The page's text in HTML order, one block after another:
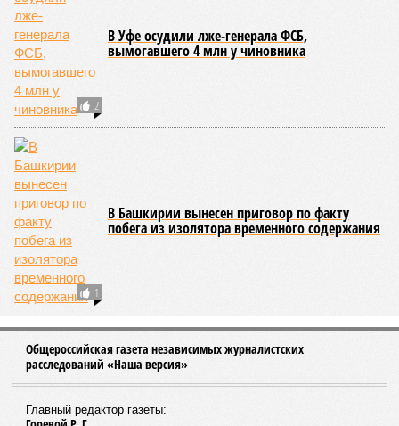
2
В Уфе осудили лже-генерала ФСБ,
вымогавшего 4 млн у чиновника
1
В Башкирии вынесен приговор по факту
побега из изолятора временного содержания
Общероссийская газета независимых журналистских
расследований «Наша версия»
Главный редактор газеты: